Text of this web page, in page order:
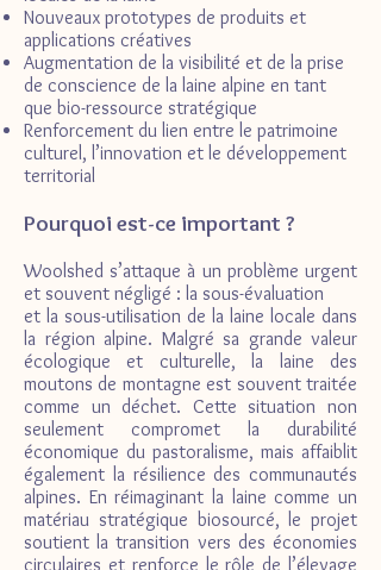
Nouveaux prototypes de produits et
applications créatives
Augmentation de la visibilité et de la prise
de conscience de la laine alpine en tant
que bio-ressource stratégique
Renforcement du lien entre le patrimoine
culturel, l’innovation et le développement
territorial
Pourquoi est-ce important ?
Woolshed s’attaque à un problème urgent
et souvent négligé : la sous-évaluation
et la sous-utilisation de la laine locale dans
la région alpine. Malgré sa grande valeur
écologique et culturelle, la laine des
moutons de montagne est souvent traitée
comme un déchet. Cette situation non
seulement compromet la durabilité
économique du pastoralisme, mais affaiblit
également la résilience des communautés
alpines. En réimaginant la laine comme un
matériau stratégique biosourcé, le projet
soutient la transition vers des économies
circulaires et renforce le rôle de l’élevage